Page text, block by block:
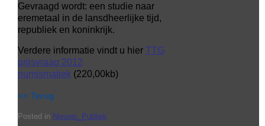
Gevraagd wordt: een studie naar
eremetaal in de lansdheerlijke tijd,
republiek en koninkrijk.
Verdere informatie vindt u hier TTG
prijsvraag 2012
numismatiek (220,00kb)
<< Terug
Posted in Nieuws_Publiek